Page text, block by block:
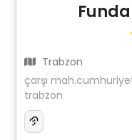
Trabzon
çarşı
trabzon